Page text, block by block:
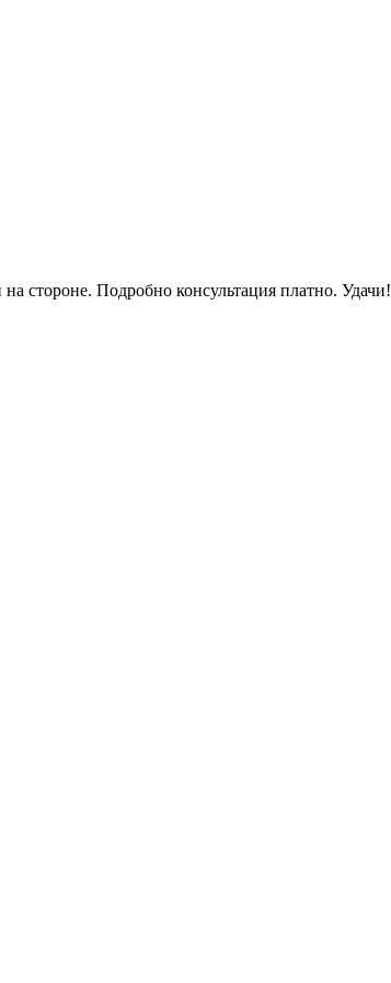
стороне. Подробно консультация платно. Удачи!